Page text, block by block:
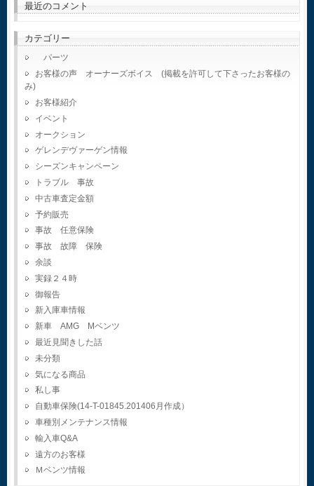
最近のコメント
カテゴリー
パーツ
お客様の声 オーナーズボイス (掲載を許可して下さったお客様の
み)
お客様紹介
イベント
オークション
ゲレンデヴァーゲン情報
シーズンキャンペーン
トラブル 事故
中古車査定金額
予約販売
事故 任意保険
事故 故障 保険
余談
実録２４時
御報告
新入庫車情報
新車 AMG Mベンツ
最近見聞きした話
未分類
気になる商品
私し事
自動車保険(14-T-01845.201406月作成）
車種別メンテナンス情報
輸入車Q&A
遠方のお客様
Ｍベンツ情報